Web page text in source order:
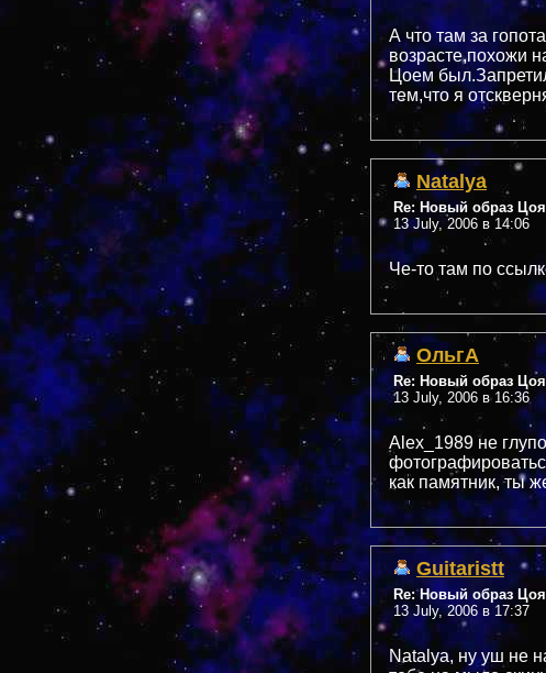
А что там за
возрасте,похожи
Цоем
тем,что я
Natalya
Re: Новый образ
13 July, 2006 в 14:06
Че-то там по
ОльгА
Re: Новый образ
13 July, 2006 в 16:36
Alex_1989 не
как памятник, ты
Guitaristt
Re: Новый образ
13 July, 2006 в 17:37
Natalya, ну уш не